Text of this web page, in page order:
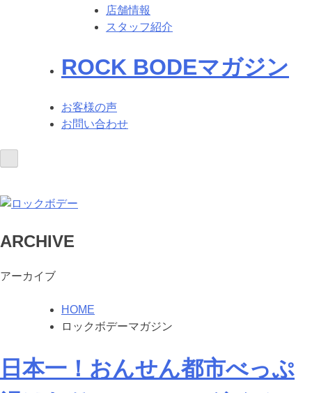
店舗情報
スタッフ紹介
ROCK BODEマガジン
お客様の声
お問い合わせ
ARCHIVE
アーカイブ
HOME
ロックボデーマガジン
日本一！おんせん都市べっぷ